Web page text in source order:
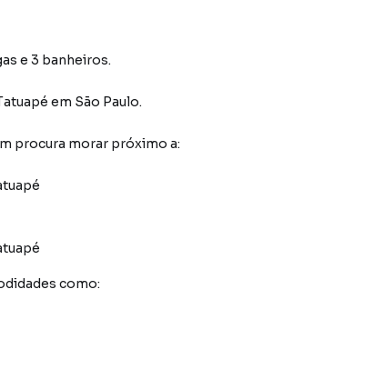
e 3 banheiros.
em São Paulo.
procura morar próximo a:
como: